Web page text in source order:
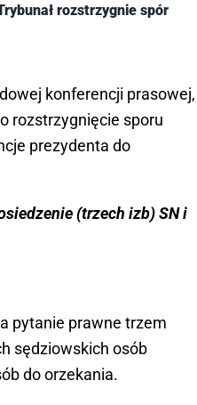
rozstrzygnie spór
konferencji prasowej,
rozstrzygnięcie sporu
prezydenta do
(trzech izb) SN i
pytanie prawne trzem
sędziowskich osób
do orzekania.